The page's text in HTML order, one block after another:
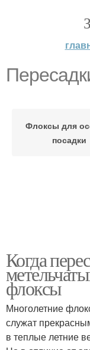
Флоксы для
посадки
Когда
флоксы
Многолетние
служат
в теплые летние